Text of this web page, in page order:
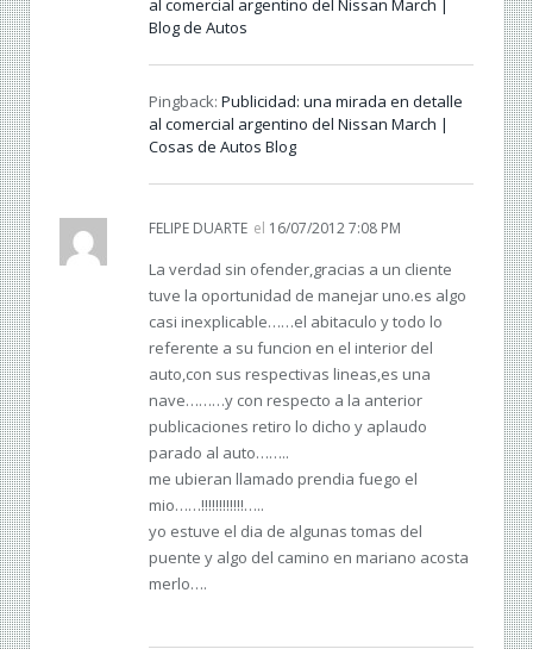
al comercial argentino del Nissan March |
Blog de Autos
Pingback: Publicidad: una mirada en detalle
al comercial argentino del Nissan March |
Cosas de Autos Blog
FELIPE DUARTE el 16/07/2012 7:08 PM
La verdad sin ofender,gracias a un cliente
tuve la oportunidad de manejar uno.es algo
casi inexplicable……el abitaculo y todo lo
referente a su funcion en el interior del
auto,con sus respectivas lineas,es una
nave………y con respecto a la anterior
publicaciones retiro lo dicho y aplaudo
parado al auto……..
me ubieran llamado prendia fuego el
mio……!!!!!!!!!!!!…..
yo estuve el dia de algunas tomas del
puente y algo del camino en mariano acosta
merlo….